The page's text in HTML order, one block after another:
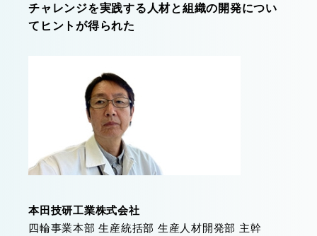
チャレンジを実践する人材と組織の開発につい
てヒントが得られた
本田技研工業株式会社
四輪事業本部 生産統括部 生産人材開発部 主幹